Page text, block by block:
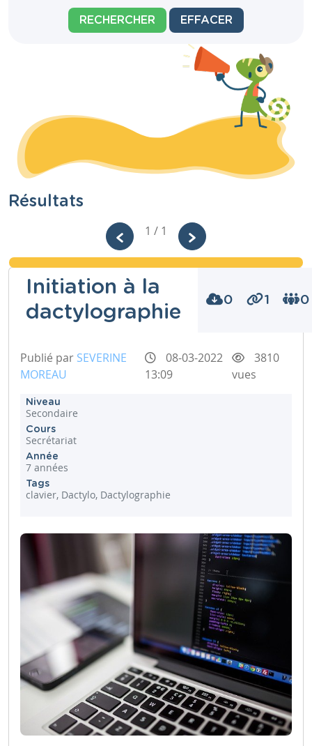
RECHERCHER EFFACER
Résultats
1 / 1
Initiation à la
dactylographie
0 1 0
Publié par SEVERINE
MOREAU
08-03-2022
13:09
3810
vues
Niveau
Secondaire
Cours
Secrétariat
Année
7 années
Tags
clavier, Dactylo, Dactylographie